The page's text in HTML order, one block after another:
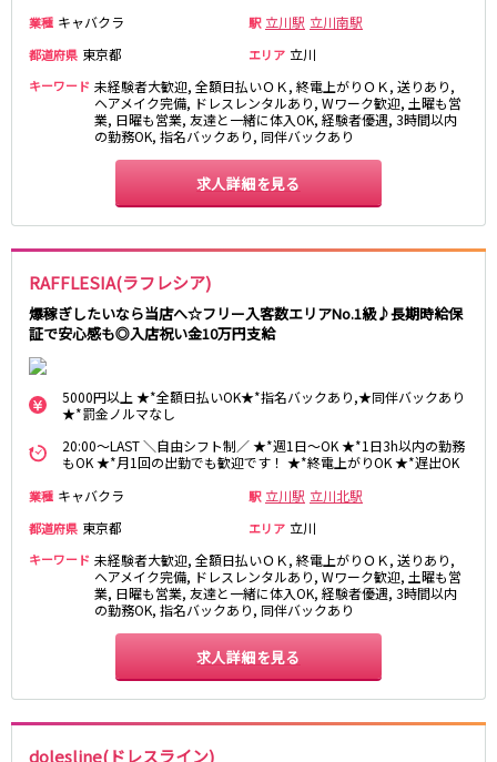
業種 キャバクラ 駅 立川駅 立川南駅
都道府県 東京都 エリア 立川
キーワード 未経験者大歓迎, 全額日払いＯＫ, 終電上がりＯＫ, 送りあり,
ヘアメイク完備, ドレスレンタルあり, Wワーク歓迎, 土曜も営
業, 日曜も営業, 友達と一緒に体入OK, 経験者優遇, 3時間以内
の勤務OK, 指名バックあり, 同伴バックあり
求人詳細を見る
RAFFLESIA(ラフレシア)
爆稼ぎしたいなら当店へ☆フリー入客数エリアNo.1級♪長期時給保
証で安心感も◎入店祝い金10万円支給
5000円以上 ★*全額日払いOK★*指名バックあり,★同伴バックあり
★*罰金ノルマなし
20:00～LAST ＼自由シフト制／ ★*週1日～OK ★*1日3h以内の勤務
もOK ★*月1回の出勤でも歓迎です！ ★*終電上がりOK ★*遅出OK
業種 キャバクラ 駅 立川駅 立川北駅
都道府県 東京都 エリア 立川
キーワード 未経験者大歓迎, 全額日払いＯＫ, 終電上がりＯＫ, 送りあり,
ヘアメイク完備, ドレスレンタルあり, Wワーク歓迎, 土曜も営
業, 日曜も営業, 友達と一緒に体入OK, 経験者優遇, 3時間以内
の勤務OK, 指名バックあり, 同伴バックあり
求人詳細を見る
dolesline(ドレスライン)
東急世田谷線
三軒茶屋駅
西太子堂駅
下高井戸駅
宮の坂駅
松原駅
府中本町駅
新橋駅
横浜駅
品川駅
戸塚駅
東戸塚駅
久里浜駅
横須賀駅
鎌倉駅
JR埼京線
池袋駅
大宮駅
赤羽駅
渋谷駅
十条駅
北赤羽駅
板橋駅